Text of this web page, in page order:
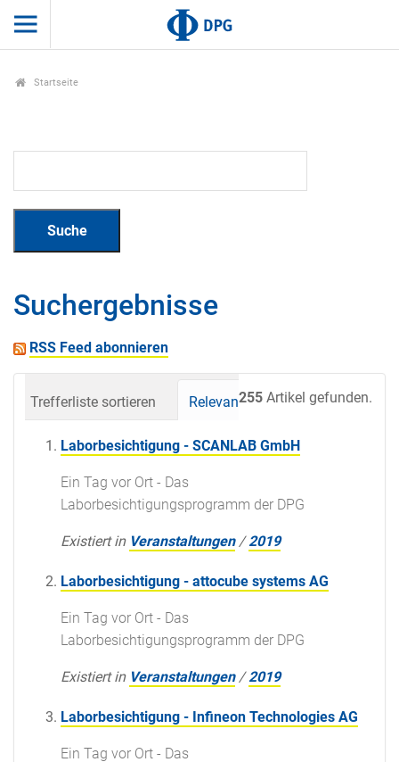
Startseite
Suchergebnisse
RSS Feed abonnieren
255 Artikel gefunden.
Trefferliste sortieren Relevanz Datum
Laborbesichtigung - SCANLAB GmbH
Ein Tag vor Ort - Das
Laborbesichtigungsprogramm der DPG
Existiert in Veranstaltungen /2019
Laborbesichtigung - attocube systems AG
Ein Tag vor Ort - Das
Laborbesichtigungsprogramm der DPG
Existiert in Veranstaltungen /2019
Laborbesichtigung - Infineon Technologies AG
Ein Tag vor Ort - Das